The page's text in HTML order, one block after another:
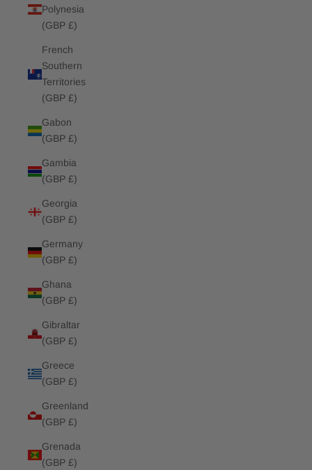
Polynesia
(GBP £)
French
Southern
Territories
(GBP £)
Gabon
(GBP £)
Gambia
(GBP £)
Georgia
(GBP £)
Germany
(GBP £)
Ghana
(GBP £)
Gibraltar
(GBP £)
Greece
(GBP £)
Greenland
(GBP £)
Grenada
(GBP £)